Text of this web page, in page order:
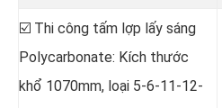
☑️ Thi công tấm lợp lấy sáng
Polycarbonate: Kích thước
khổ 1070mm, loại 5-6-11-12-